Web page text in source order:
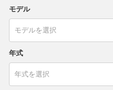
モデル
年式